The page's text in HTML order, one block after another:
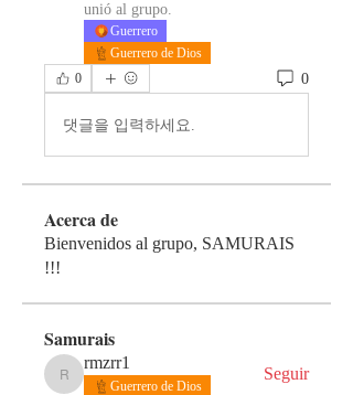
unió al grupo.
Guerrero
Guerrero de Dios
0
0
댓글을 입력하세요.
Acerca de
Bienvenidos al grupo, SAMURAIS
!!!
Samurais
rmzrr1
rmzrr1
Guerrero de Dios
Seguir